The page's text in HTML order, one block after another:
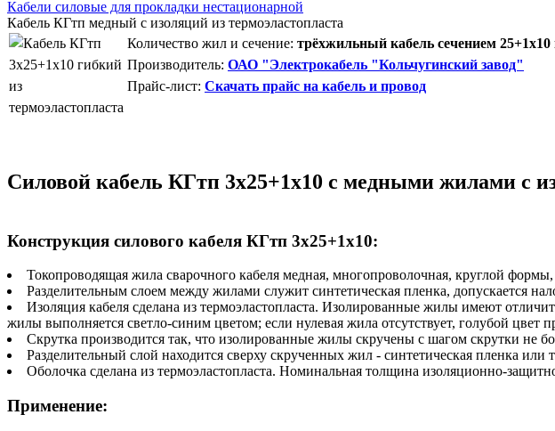
Кабели силовые для прокладки нестационарной
Кабель КГтп медный с изоляций из термоэластопласта
Количество жил и сечение: трёхжильный кабель сечением
Производитель: ОАО "Электрокабель "Кольчугинский завод"
Прайс-лист: Скачать прайс на кабель и провод
Силовой кабель КГтп 3х25+1х10 с медными жилами с
Конструкция силового кабеля КГтп 3х25+1х10:
Токопроводящая жила сварочного кабеля медная, многопроволочная, круглой формы,
Разделительным слоем между жилами служит синтетическая пленка, допускается
Изоляция кабеля сделана из термоэластопласта. Изолированные жилы имеют
жилы выполняется светло-синим цветом; если нулевая жила отсутствует, голубой
Скрутка производится так, что изолированные жилы скручены с шагом скрутки не
Разделительный слой находится сверху скрученных жил - синтетическая пленка
Оболочка сделана из термоэластопласта. Номинальная толщина изоляционно-
Применение: